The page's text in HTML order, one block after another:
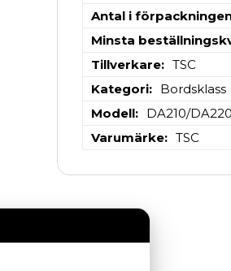
Antal i
Minsta
Tillverkare
TSC
Kategori
Bordsklass
Modell
DA210/
Varumärke
TSC